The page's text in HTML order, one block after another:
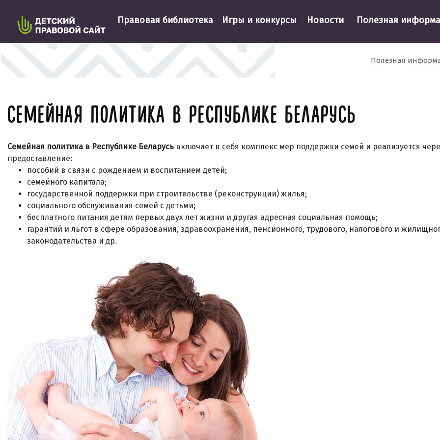
Правовая библиотека Игры и конкурсы Новости Полезная
Полезная
СЕМЕЙНАЯ ПОЛИТИКА В РЕСПУБЛИКЕ БЕЛАРУСЬ
Семейная политика в Республике Беларусь включает в себя комплекс мер поддержки семей и реализуется
предоставление:
пособий в связи с рождением и воспитанием детей;
семейного капитала;
государственной поддержки при строительстве (реконструкции) жилья;
социального обслуживания семей с детьми;
бесплатного питания детям первых двух лет жизни и другая адресная социальная помощь;
гарантий и льгот в сфере образования, здравоохранения, пенсионного, трудового, налогового и
законодательства и др.